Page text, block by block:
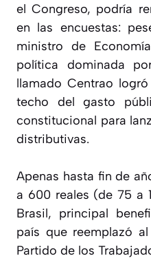
el Congreso, podría
en las encuestas:
ministro de
política dominada
llamado Centrao
techo del gasto
constitucional para
distributivas.
Apenas hasta fin de
a 600 reales (de 75 a
Brasil, principal
país que reemplazó
Partido de los